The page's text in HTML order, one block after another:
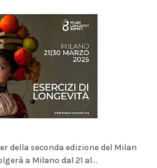
della seconda edizione del Milan
a Milano dal 21 al...